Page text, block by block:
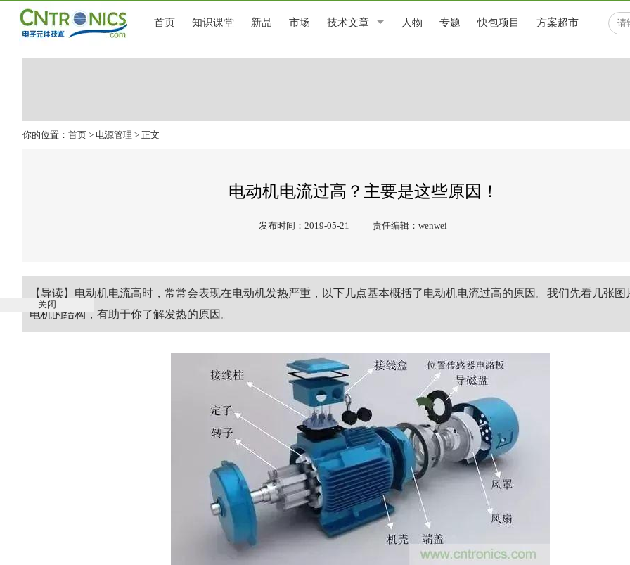
首页 知识课堂 新品 市场 技术文章 人物 专题 快包项目 方案超市
你的位置： 首页 > 电源管理 > 正文
电动机电流过高？主要是这些原因！
发布时间：2019-05-21 责任编辑：wenwei
【导读】电动机电流高时，常常会表现在电动机发热严重，以下几点基本概括了电动机电流过高的原因。我们先看几张图
电机的结构，有助于你了解发热的原因。
关闭